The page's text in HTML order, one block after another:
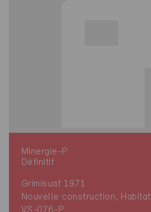
Minergie-P
Définitif
Grimisuat 1971
Nouvelle construction,